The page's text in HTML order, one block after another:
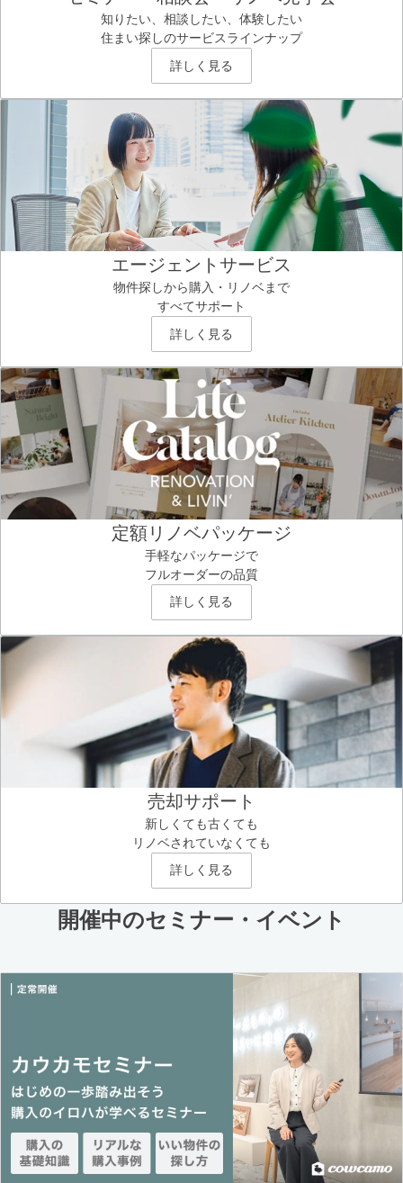
知りたい、相談したい、体験したい
住まい探しのサービスラインナップ
詳しく見る
エージェントサービス
物件探しから購入・リノベまで
すべてサポート
詳しく見る
定額リノベパッケージ
手軽なパッケージで
フルオーダーの品質
詳しく見る
売却サポート
新しくても古くても
リノベされていなくても
詳しく見る
開催中のセミナー・イベント